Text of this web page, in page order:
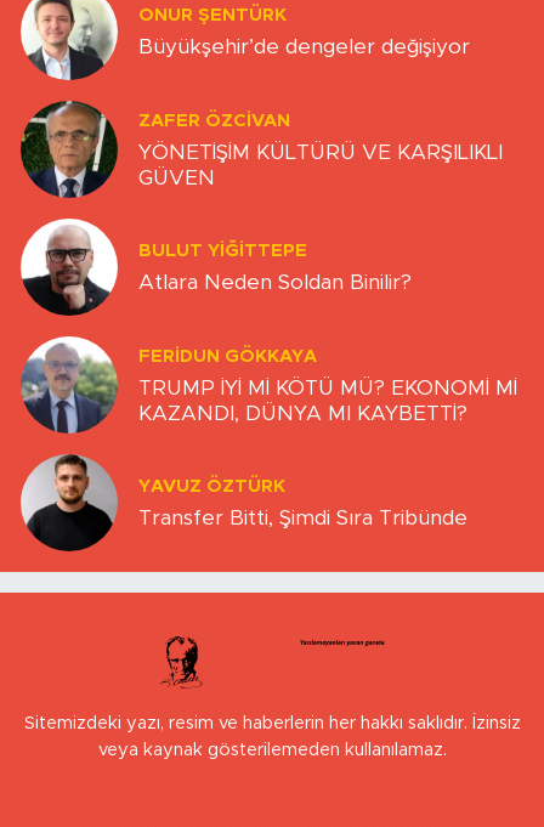
ONUR ŞENTÜRK
Büyükşehir’de dengeler değişiyor
ZAFER ÖZCIVAN
YÖNETİŞİM KÜLTÜRÜ VE KARŞILIKLI
GÜVEN
BULUT YİĞİTTEPE
Atlara Neden Soldan Binilir?
FERIDUN GÖKKAYA
TRUMP İYİ Mİ KÖTÜ MÜ? EKONOMİ Mİ
KAZANDI, DÜNYA MI KAYBETTİ?
YAVUZ ÖZTÜRK
Transfer Bitti, Şimdi Sıra Tribünde
Sitemizdeki yazı, resim ve haberlerin her hakkı saklıdır. İzinsiz
veya kaynak gösterilemeden kullanılamaz.